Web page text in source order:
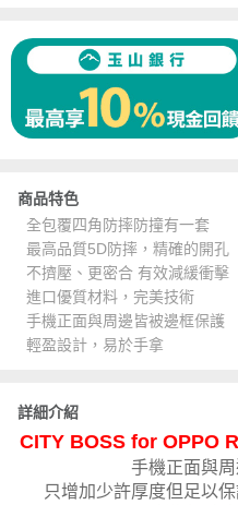
商品特色
全包覆四角防摔防撞有一套
最高品質5D防摔，精確的開孔
不擠壓、更密合 有效減緩衝擊
進口優質材料，完美技術
手機正面與周邊皆被邊框保護
輕盈設計，易於手拿
詳細介紹
CITY BOSS for OPPO
手機正面與
只增加少許厚度但足以